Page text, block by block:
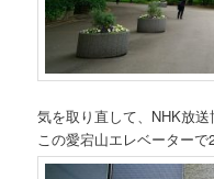
気を取り直して、NHK放送
この愛宕山エレベーターで